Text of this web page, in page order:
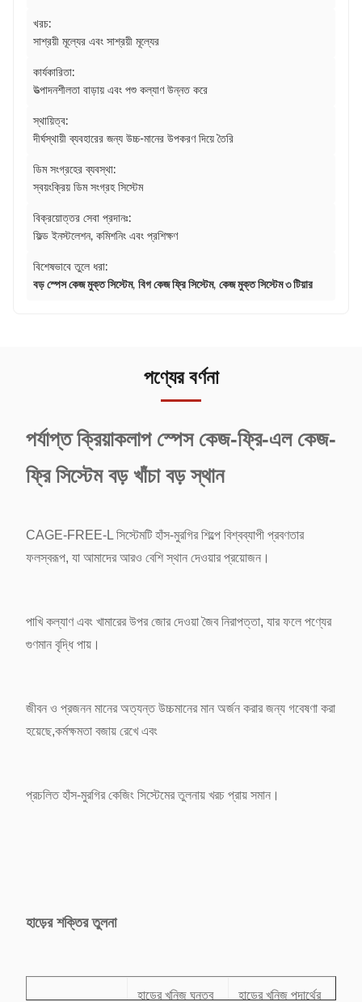
খরচ:
সাশ্রয়ী মূল্যের এবং সাশ্রয়ী মূল্যের
কার্যকারিতা:
উত্পাদনশীলতা বাড়ায় এবং পশু কল্যাণ উন্নত করে
স্থায়িত্ব:
দীর্ঘস্থায়ী ব্যবহারের জন্য উচ্চ-মানের উপকরণ দিয়ে তৈরি
ডিম সংগ্রহের ব্যবস্থা:
স্বয়ংক্রিয় ডিম সংগ্রহ সিস্টেম
বিক্রয়োত্তর সেবা প্রদানঃ:
ফিল্ড ইনস্টলেশন, কমিশনিং এবং প্রশিক্ষণ
বিশেষভাবে তুলে ধরা:
বড় স্পেস কেজ মুক্ত সিস্টেম, বিগ কেজ ফ্রি সিস্টেম, কেজ মুক্ত সিস্টেম ৩ টিয়ার
পণ্যের বর্ণনা
পর্যাপ্ত ক্রিয়াকলাপ স্পেস কেজ-ফ্রি-এল কেজ-
ফ্রি সিস্টেম বড় খাঁচা বড় স্থান
CAGE-FREE-L সিস্টেমটি হাঁস-মুরগির শিল্পে বিশ্বব্যাপী প্রবণতার
ফলস্বরূপ, যা আমাদের আরও বেশি স্থান দেওয়ার প্রয়োজন।
পাখি কল্যাণ এবং খামারের উপর জোর দেওয়া জৈব নিরাপত্তা, যার ফলে পণ্যের
গুণমান বৃদ্ধি পায়।
জীবন ও প্রজনন মানের অত্যন্ত উচ্চমানের মান অর্জন করার জন্য গবেষণা করা
হয়েছে,কর্মক্ষমতা বজায় রেখে এবং
প্রচলিত হাঁস-মুরগির কেজিং সিস্টেমের তুলনায় খরচ প্রায় সমান।
হাড়ের শক্তির তুলনা
হাড়ের খনিজ ঘনত্ব হাড়ের খনিজ পদার্থের